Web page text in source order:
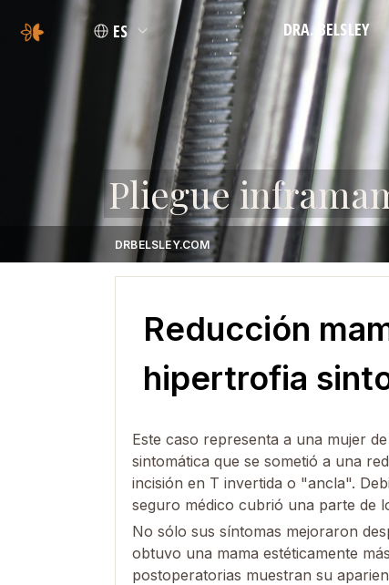
ES DRA. BELSLEY
FILOSOFÍA
CREDENCIALES
Pliegue
DRBELSLEY.COM
Reducción
hipertrofia
Este caso representa a una mujer
sintomática que se sometió a una
incisión en T invertida o "ancla".
seguro médico cubrió una parte de
No sólo sus síntomas mejoraron
obtuvo una mama estéticamente
postoperatorias muestran su